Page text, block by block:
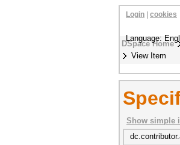
DSpace Home
View Item
Login cookies
Language:
Show simple